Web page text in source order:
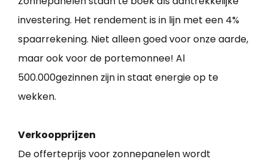
investering. Het rendement is in lijn met een 4%
spaarrekening. Niet alleen goed voor onze aarde,
maar ook voor de portemonnee! Al
500.000gezinnen zijn in staat energie op te
wekken.
Verkoopprijzen
De offerteprijs voor zonnepanelen wordt